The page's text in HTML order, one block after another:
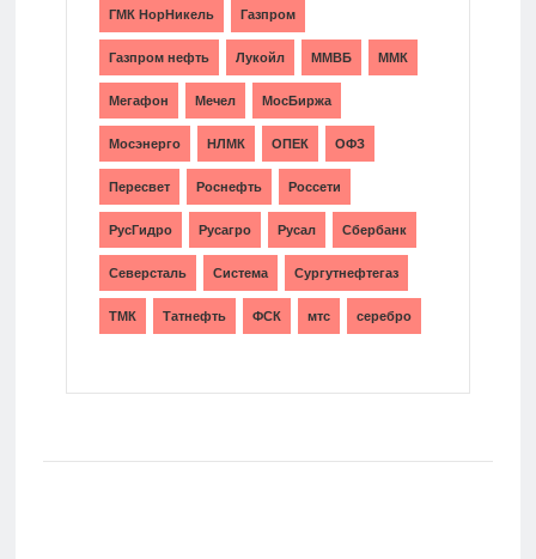
ГМК НорНикель Газпром
Газпром нефть Лукойл ММВБ ММК
Мегафон Мечел МосБиржа
Мосэнерго НЛМК ОПЕК ОФЗ
Пересвет Роснефть Россети
РусГидро Русагро Русал Сбербанк
Северсталь Система Сургутнефтегаз
ТМК Татнефть ФСК мтс серебро